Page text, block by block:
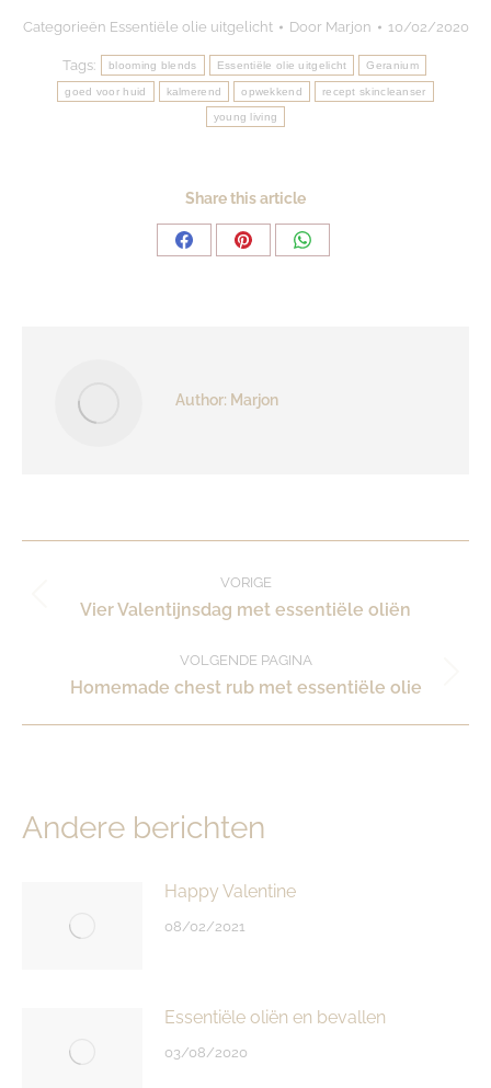
Categorieën Essentiële olie uitgelicht Door Marjon 10/02/2020
Tags: blooming blends Essentiële olie uitgelicht Geranium
goed voor huid kalmerend opwekkend recept skincleanser
young living
Share this article
Share Share Share
Author: Marjon
Post
navigation
VORIGE
Vorig
Vier Valentijnsdag met essentiële oliën
VOLGENDE PAGINA
Volgende
Homemade chest rub met essentiële olie
Andere berichten
Happy Valentine
08/02/2021
Essentiële oliën en bevallen
03/08/2020